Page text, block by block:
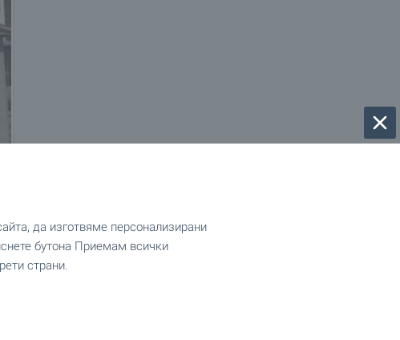
да изготвяме персонализирани
бутона Приемам всички
страни.